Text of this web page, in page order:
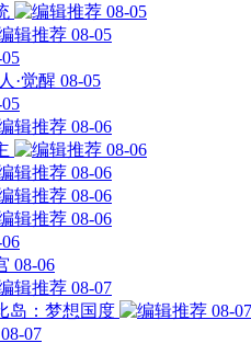
08-05
08-05
·觉醒 08-05
08-06
08-06
08-06
08-06
08-06
08-06
08-07
岛：梦想国度
08-07
08-07